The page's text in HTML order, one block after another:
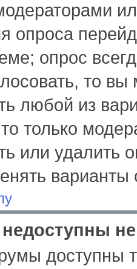
опроса
опрос
то
любой из
только
или удалить
варианты
доступны